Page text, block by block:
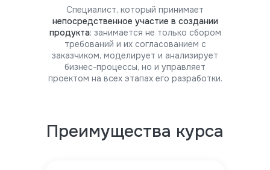
Специалист, который принимает
непосредственное участие в создании
продукта: занимается не только сбором
требований и их согласованием с
заказчиком, моделирует и анализирует
бизнес-процессы, но и управляет
проектом на всех этапах его разработки.
Преимущества курса